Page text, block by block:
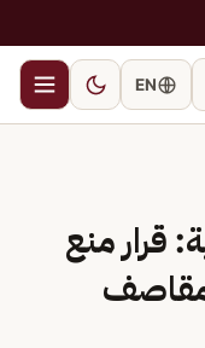
EN
قرار منع
مقاصف